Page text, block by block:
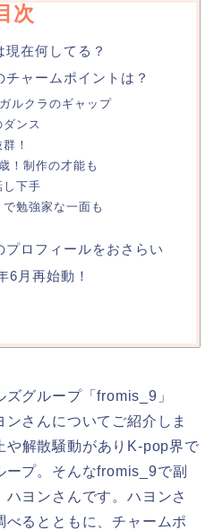
次
在何してる？
ャームポイントは？
ルクラのギャップ
ンス
！
！制作の才能も
し下手
で勉強家な一面も
ロフィールをおさらい
6月再始動！
グループ「fromis_9」
ンさんについてご紹介しま
解散騒動がありK-pop界で
プ。そんなfromis_9で副
ヨンさんです。ハヨンさ
べるとともに、チャームポ